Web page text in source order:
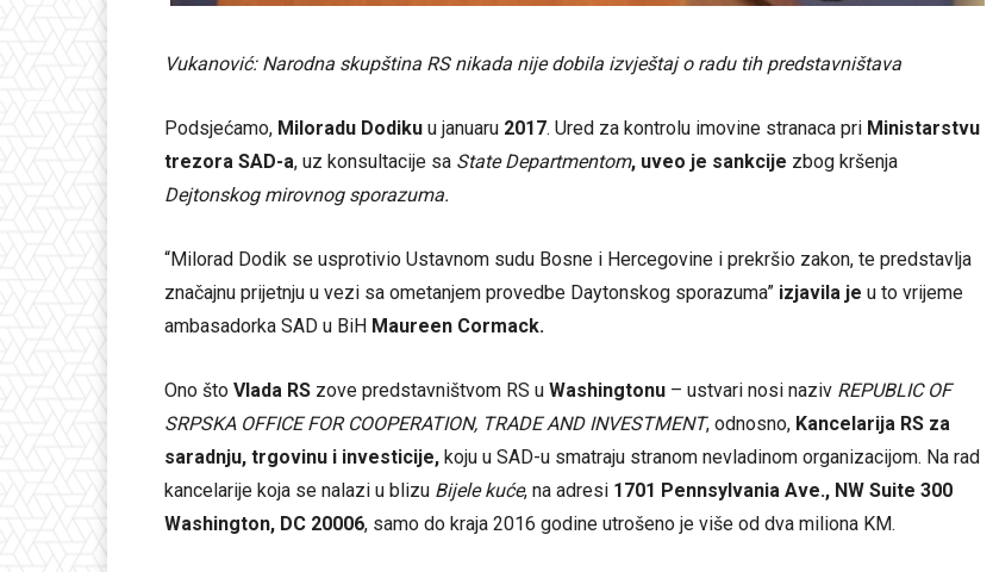
Vukanović: Narodna skupština RS nikada nije dobila izvještaj o radu tih predstavništava
Podsjećamo, Miloradu Dodiku u januaru 2017. Ured za kontrolu imovine stranaca pri Ministarstvu
trezora SAD-a, uz konsultacije sa State Departmentom, uveo je sankcije zbog kršenja
Dejtonskog mirovnog sporazuma.
“Milorad Dodik se usprotivio Ustavnom sudu Bosne i Hercegovine i prekršio zakon, te predstavlja
značajnu prijetnju u vezi sa ometanjem provedbe Daytonskog sporazuma” izjavila je u to vrijeme
ambasadorka SAD u BiH Maureen Cormack.
Ono što Vlada RS zove predstavništvom RS u Washingtonu – ustvari nosi naziv REPUBLIC OF
SRPSKA OFFICE FOR COOPERATION, TRADE AND INVESTMENT, odnosno, Kancelarija RS za
saradnju, trgovinu i investicije, koju u SAD-u smatraju stranom nevladinom organizacijom. Na rad
kancelarije koja se nalazi u blizu Bijele kuće, na adresi 1701 Pennsylvania Ave., NW Suite 300
Washington, DC 20006, samo do kraja 2016 godine utrošeno je više od dva miliona KM.